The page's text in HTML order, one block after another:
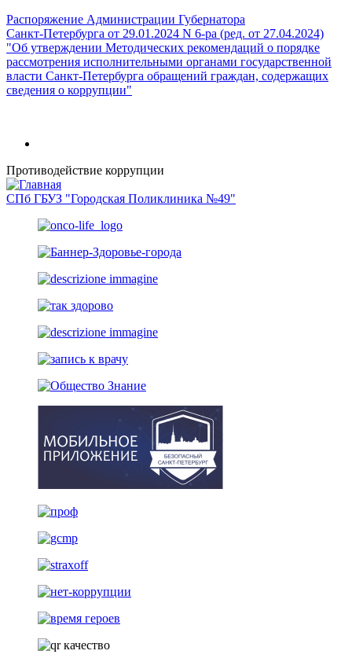
Распоряжение Администрации Губернатора
Санкт‑Петербурга от 29.01.2024 N 6-ра (ред. от 27.04.2024)
"Об утверждении Методических рекомендаций о порядке
рассмотрения исполнительными органами государственной
власти Санкт‑Петербурга обращений граждан, содержащих
сведения о коррупции"
Противодействие коррупции
СПб ГБУЗ "Городская Поликлиника №49"